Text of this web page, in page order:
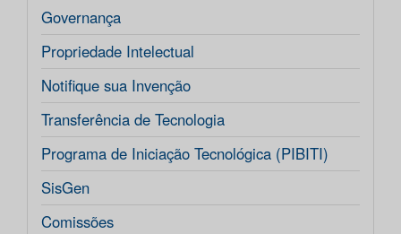
Governança
Propriedade Intelectual
Notifique sua Invenção
Transferência de Tecnologia
Programa de Iniciação Tecnológica (PIBITI)
SisGen
Comissões